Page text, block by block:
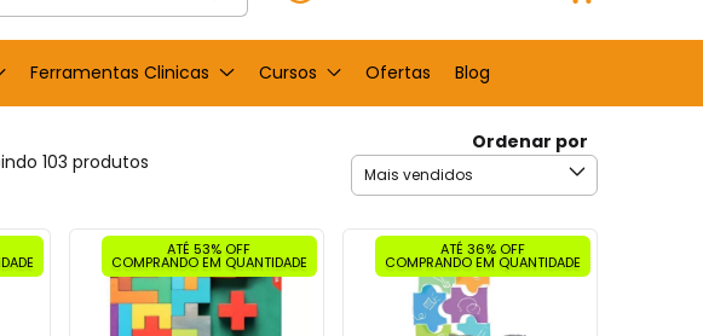
Ferramentas Clinicas Cursos Ofertas Blog
103 produtos
Ordenar por
ATÉ 53% OFF
COMPRANDO EM QUANTIDADE
ATÉ 36% OFF
COMPRANDO EM QUANTIDADE